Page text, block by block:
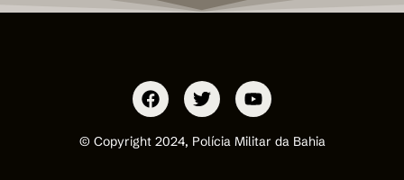
© Copyright 2024, Polícia Militar da Bahia